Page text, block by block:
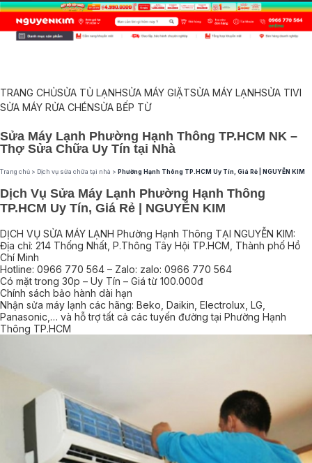
TRANG CHỦSỬA TỦ LẠNHSỬA MÁY GIẶTSỬA MÁY LẠNHSỬA TIVI
SỬA MÁY RỬA CHÉNSỬA BẾP TỪ
Sửa Máy Lạnh Phường Hạnh Thông TP.HCM NK –
Thợ Sửa Chữa Uy Tín tại Nhà
Trang chủ > Dịch vụ sửa chữa tại nhà > Phường Hạnh Thông TP.HCM Uy Tín, Giá Rẻ | NGUYỄN KIM
Dịch Vụ Sửa Máy Lạnh Phường Hạnh Thông
TP.HCM Uy Tín, Giá Rẻ | NGUYỄN KIM
DỊCH VỤ SỬA MÁY LẠNH Phường Hạnh Thông TẠI NGUYỄN KIM:
Địa chỉ: 214 Thống Nhất, P.Thông Tây Hội TP.HCM, Thành phố Hồ
Chí Minh
Hotline: 0966 770 564 – Zalo: zalo: 0966 770 564
Có mặt trong 30p – Uy Tín – Giá từ 100.000đ
Chính sách bảo hành dài hạn
Nhận sửa máy lạnh các hãng: Beko, Daikin, Electrolux, LG,
Panasonic,… và hỗ trợ tất cả các tuyến đường tại Phường Hạnh
Thông TP.HCM